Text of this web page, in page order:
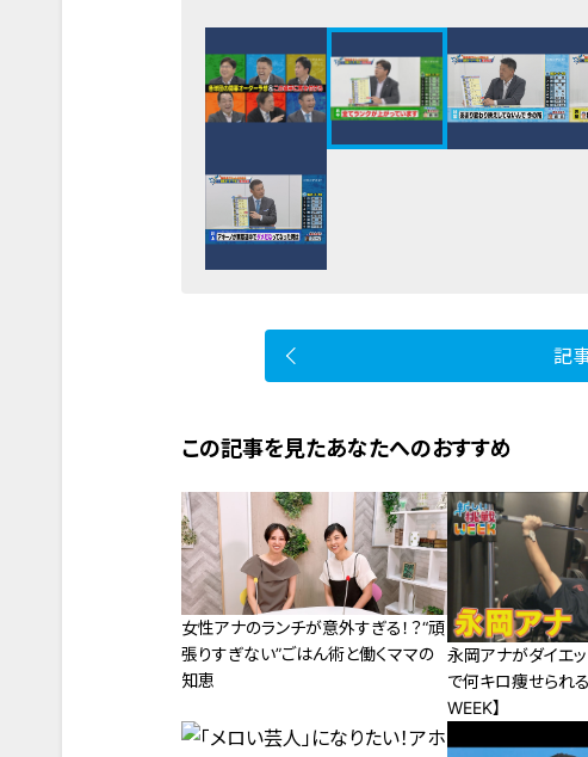
記
この記事を見たあなたへのおすすめ
女性アナのランチが意外すぎる！？“頑
張りすぎない”ごはん術と働くママの
知恵
永岡アナがダイエ
で何キロ痩せられる
WEEK】